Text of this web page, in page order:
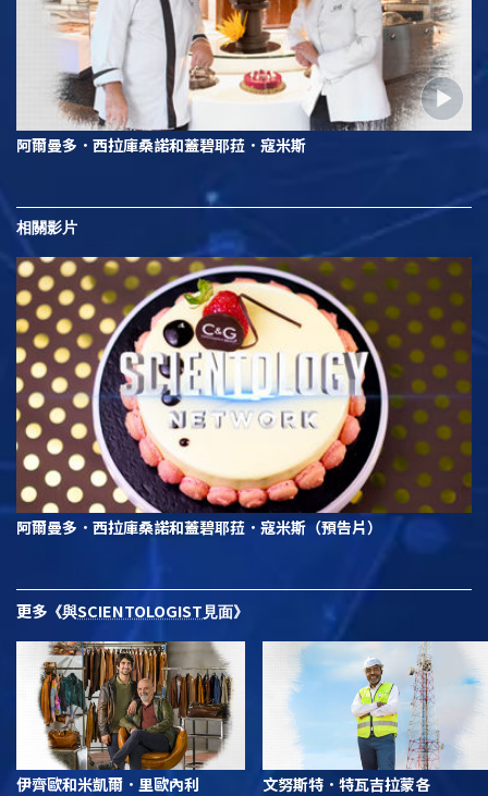
阿爾曼多．西拉庫桑諾和蓋碧耶菈．寇米斯
相關影片
阿爾曼多．西拉庫桑諾和蓋碧耶菈．寇米斯（預告片）
更多 《與SCIENTOLOGIST見面》
伊齊歐和米凱爾．里歐內利 文努斯特．特瓦吉拉蒙各